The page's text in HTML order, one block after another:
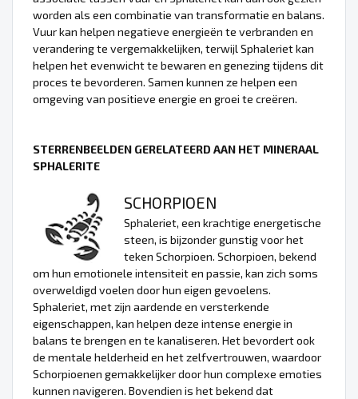
worden als een combinatie van transformatie en balans.
Vuur kan helpen negatieve energieën te verbranden en
verandering te vergemakkelijken, terwijl Sphaleriet kan
helpen het evenwicht te bewaren en genezing tijdens dit
proces te bevorderen. Samen kunnen ze helpen een
omgeving van positieve energie en groei te creëren.
STERRENBEELDEN GERELATEERD AAN HET MINERAAL
SPHALERITE
SCHORPIOEN
Sphaleriet, een krachtige energetische
steen, is bijzonder gunstig voor het
teken Schorpioen. Schorpioen, bekend
om hun emotionele intensiteit en passie, kan zich soms
overweldigd voelen door hun eigen gevoelens.
Sphaleriet, met zijn aardende en versterkende
eigenschappen, kan helpen deze intense energie in
balans te brengen en te kanaliseren. Het bevordert ook
de mentale helderheid en het zelfvertrouwen, waardoor
Schorpioenen gemakkelijker door hun complexe emoties
kunnen navigeren. Bovendien is het bekend dat